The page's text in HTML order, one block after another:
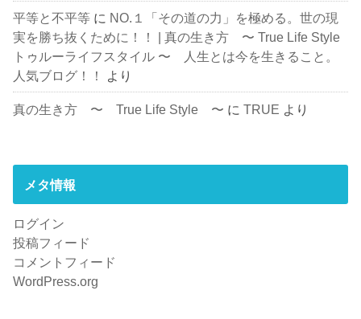
平等と不平等 に NO.１「その道の力」を極める。世の現
実を勝ち抜くために！！ | 真の生き方 〜 True Life Style
トゥルーライフスタイル 〜 人生とは今を生きること。
人気ブログ！！
より
真の生き方 〜 True Life Style 〜 にTRUE より
メタ情報
ログイン
投稿フィード
コメントフィード
WordPress.org